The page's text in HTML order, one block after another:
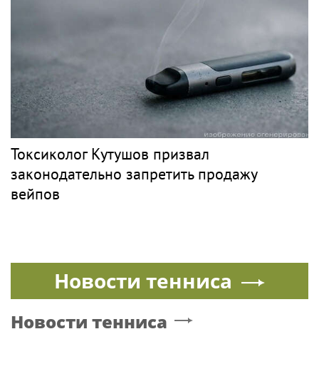
Токсиколог Кутушов призвал
законодательно запретить продажу
вейпов
Новости тенниса
Новости тенниса